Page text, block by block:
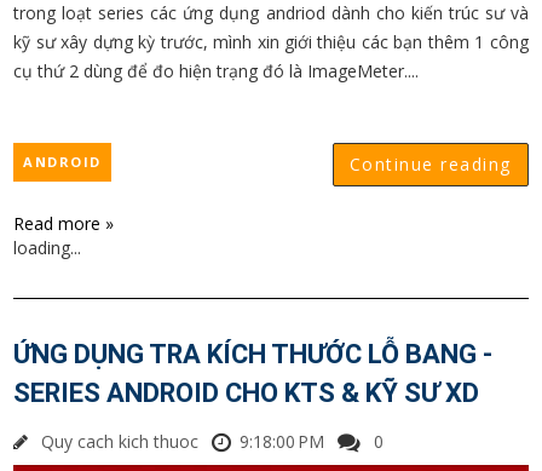
trong loạt series các ứng dụng andriod dành cho kiến trúc sư và
kỹ sư xây dựng kỳ trước, mình xin giới thiệu các bạn thêm 1 công
cụ thứ 2 dùng để đo hiện trạng đó là ImageMeter....
Continue reading
ANDROID
Read more »
loading...
ỨNG DỤNG TRA KÍCH THƯỚC LỖ BANG -
SERIES ANDROID CHO KTS & KỸ SƯ XD
Quy cach kich thuoc 9:18:00 PM 0